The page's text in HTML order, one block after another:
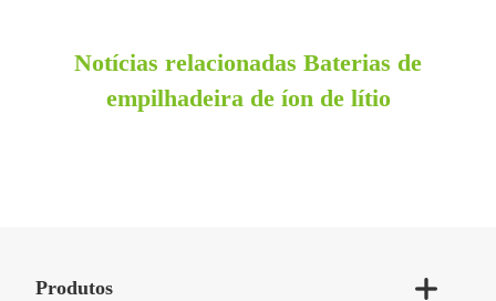
Notícias relacionadas Baterias de
empilhadeira de íon de lítio
Produtos 